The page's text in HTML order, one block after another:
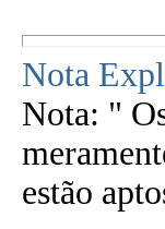
Nota
Nota: "
estão